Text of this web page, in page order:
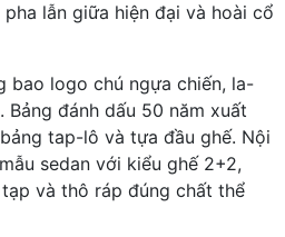
lẫn giữa hiện đại và hoài cổ
bao logo chú ngựa chiến, la-
đánh dấu 50 năm xuất
tap-lô và tựa đầu ghế. Nội
sedan với kiểu ghế 2+2,
và thô ráp đúng chất thể